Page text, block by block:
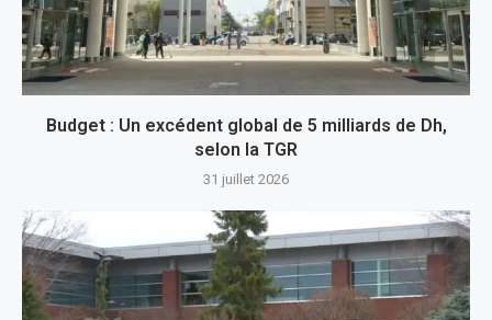
Budget : Un excédent global de 5 milliards de Dh,
selon la TGR
31 juillet 2026